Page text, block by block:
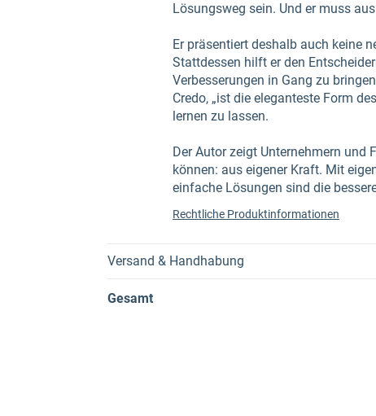
Lösungsweg sein. Und er muss
Er präsentiert deshalb auch keine
Stattdessen hilft er den
Verbesserungen in Gang zu
Credo, „ist die eleganteste Form
lernen zu lassen.
Der Autor zeigt Unternehmern und
können: aus eigener Kraft. Mit
einfache Lösungen sind die
Rechtliche Produktinformationen
Versand & Handhabung
Gesamt